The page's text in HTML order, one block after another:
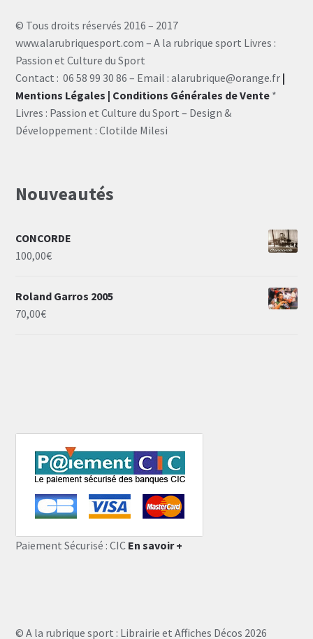
© Tous droits réservés 2016 – 2017
www.alarubriquesport.com – A la rubrique sport Livres :
Passion et Culture du Sport
Contact : 06 58 99 30 86 – Email : alarubrique@orange.fr |
Mentions Légales | Conditions Générales de Vente *
Livres : Passion et Culture du Sport – Design &
Développement : Clotilde Milesi
Nouveautés
CONCORDE
100,00€
Roland Garros 2005
70,00€
Paiement Sécurisé : CIC En savoir +
© A la rubrique sport : Librairie et Affiches Décos 2026